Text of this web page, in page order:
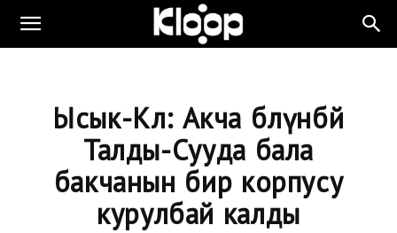
Ысык-Көл: Акча бөлүнбөй
Талды-Сууда бала
бакчанын бир корпусу
курулбай калды